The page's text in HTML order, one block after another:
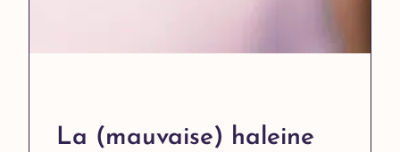
La (mauvaise) haleine